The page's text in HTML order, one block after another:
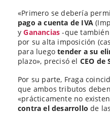
«Primero se debería
pago a cuenta de IVA
yGanancias -que
por su alta imposición
para luegotender a su
plazo», precisó el CEO de
Por su parte, Fraga
que ambos tributos
«prácticamente no
contra el desarrollo de las